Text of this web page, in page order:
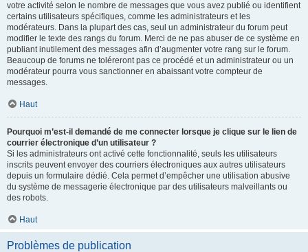
votre activité selon le nombre de messages que vous avez publié ou identifient
certains utilisateurs spécifiques, comme les administrateurs et les
modérateurs. Dans la plupart des cas, seul un administrateur du forum peut
modifier le texte des rangs du forum. Merci de ne pas abuser de ce système en
publiant inutilement des messages afin d’augmenter votre rang sur le forum.
Beaucoup de forums ne toléreront pas ce procédé et un administrateur ou un
modérateur pourra vous sanctionner en abaissant votre compteur de
messages.
Haut
Pourquoi m’est-il demandé de me connecter lorsque je clique sur le lien de
courrier électronique d’un utilisateur ?
Si les administrateurs ont activé cette fonctionnalité, seuls les utilisateurs
inscrits peuvent envoyer des courriers électroniques aux autres utilisateurs
depuis un formulaire dédié. Cela permet d’empêcher une utilisation abusive
du système de messagerie électronique par des utilisateurs malveillants ou
des robots.
Haut
Problèmes de publication